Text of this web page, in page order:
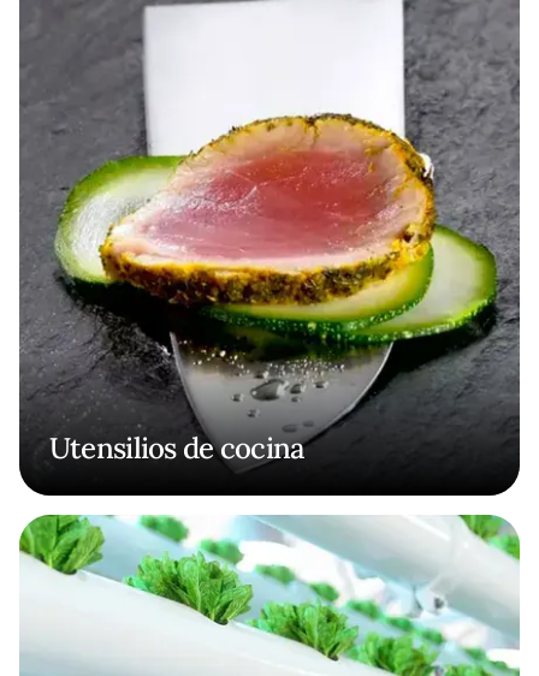
Utensilios de cocina